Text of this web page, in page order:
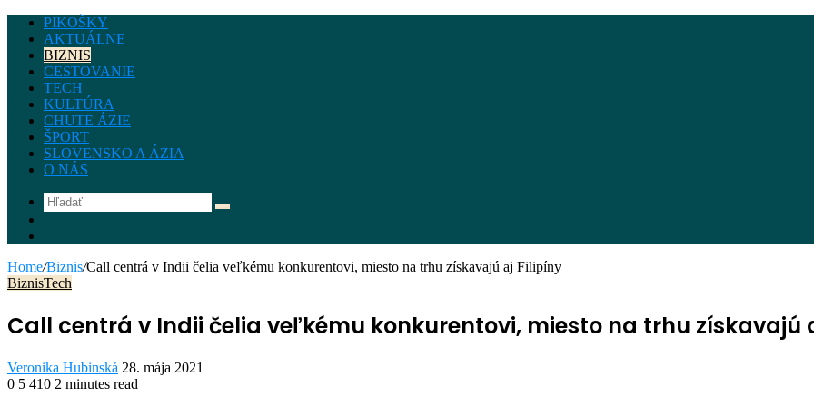
PIKOŠKY
AKTUÁLNE
BIZNIS
CESTOVANIE
TECH
KULTÚRA
CHUTE ÁZIE
ŠPORT
SLOVENSKO A ÁZIA
O NÁS
Hľadať
Home/Biznis/Call centrá v Indii čelia veľkému konkurentovi, miesto na trhu získavajú aj Filipíny
BiznisTech
Call centrá v Indii čelia veľkému konkurentovi, miesto na trhu získavajú
Veronika Hubinská Send
an
28. mája 2021
0 5 410 2 minutes read